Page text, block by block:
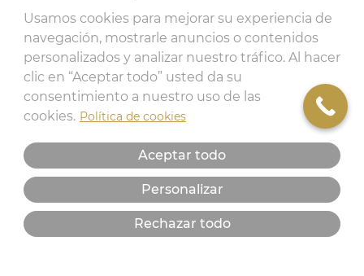
Usamos cookies para mejorar su experiencia de
navegación, mostrarle anuncios o contenidos
personalizados y analizar nuestro tráfico. Al hacer
clic en “Aceptar todo” usted da su
consentimiento a nuestro uso de las
cookies. Política de cookies
Personalizar
Rechazar todo
Aceptar todo
Corona de flores naturales